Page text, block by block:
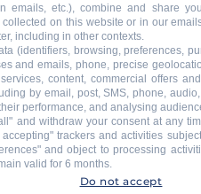
à la
les
de
ces
la
Les
des
bases
postes
emails, etc.), combine and share
collected on this website or in our
including in other contexts.
(identifiers, browsing, preferences,
and emails, phone, precise
content, commercial offers
by email, post, SMS, phone,
performance, and analysing
and withdraw your consent at any
trackers and activities
and object to processing
valid for 6 months.
Do not accept